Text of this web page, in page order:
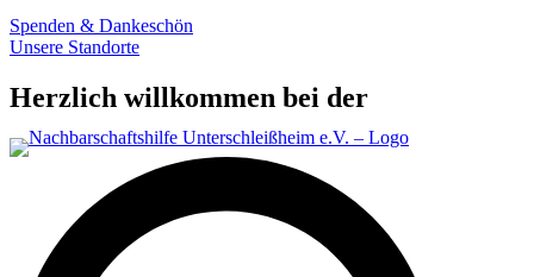
Spenden & Dankeschön
Unsere Standorte
Herzlich willkommen bei der